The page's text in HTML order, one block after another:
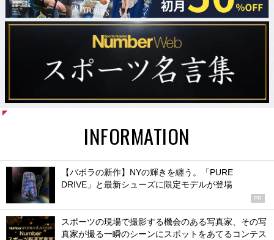
INFORMATION
【バボラの新作】NYの輝きを纏う。「PURE
DRIVE」と最新シューズに限定モデルが登場
PR
スポーツの現場で撮影する機会のある写真家、その写
真家が撮る一瞬のシーンにスポットをあてるコンテス